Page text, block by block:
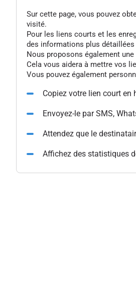
Sur cette page, vous pouvez
visité.
Pour les liens courts et les
des informations plus
Nous proposons également
Cela vous aidera à mettre vos
Vous pouvez également
Copiez votre lien court en
Envoyez-le par SMS,
Attendez que le
Affichez des statistiques